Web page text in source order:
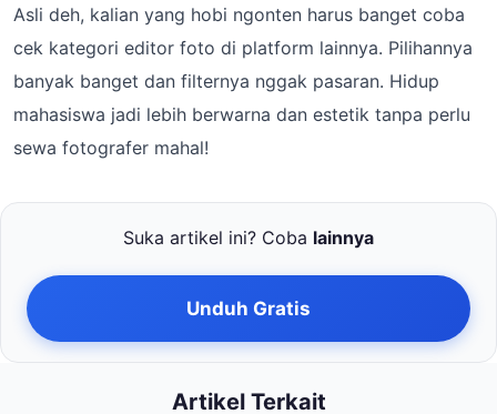
Asli deh, kalian yang hobi ngonten harus banget coba
cek kategori editor foto di platform lainnya. Pilihannya
banyak banget dan filternya nggak pasaran. Hidup
mahasiswa jadi lebih berwarna dan estetik tanpa perlu
sewa fotografer mahal!
Suka artikel ini? Coba lainnya
Unduh Gratis
Artikel Terkait